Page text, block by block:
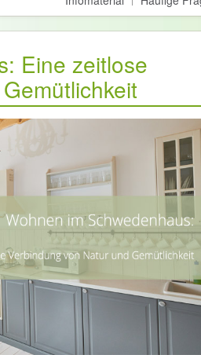
Eine zeitlose